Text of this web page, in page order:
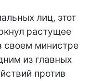
лиц, этот
растущее
своем министре
из главных
против